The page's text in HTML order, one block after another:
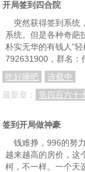
开局签到四合院
突然获得签到系统
系统。但是各种奇葩
朴实无华的有钱人”
792631900，群名：
吃好睡吧
连载中
最新章：
第四百六十
签到开局做神豪
钱难挣，996的努
越来越高的房价，这
柯，不一样。一个天